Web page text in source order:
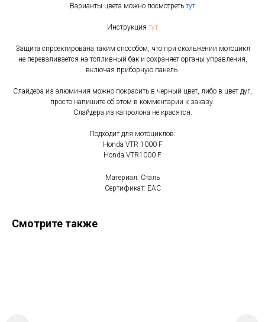
Варианты цвета можно посмотреть тут
Инструкция тут
Защита спроектирована таким способом, что при скольжении мотоцикл
не переваливается на топливный бак и сохраняет органы управления,
включая приборную панель.
Слайдера из алюминия можно покрасить в черный цвет, либо в цвет дуг,
просто напишите об этом в комментарии к заказу.
Слайдера из капролона не красятся.
Подходит для мотоциклов:
Honda VTR 1000 F
Honda VTR1000 F
Материал: Сталь
Сертификат: EAC
Смотрите также